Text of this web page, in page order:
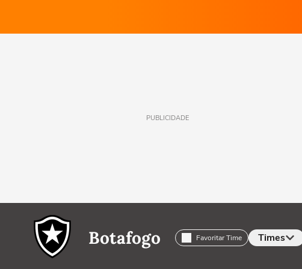
PUBLICIDADE
Botafogo Favoritar Time Times